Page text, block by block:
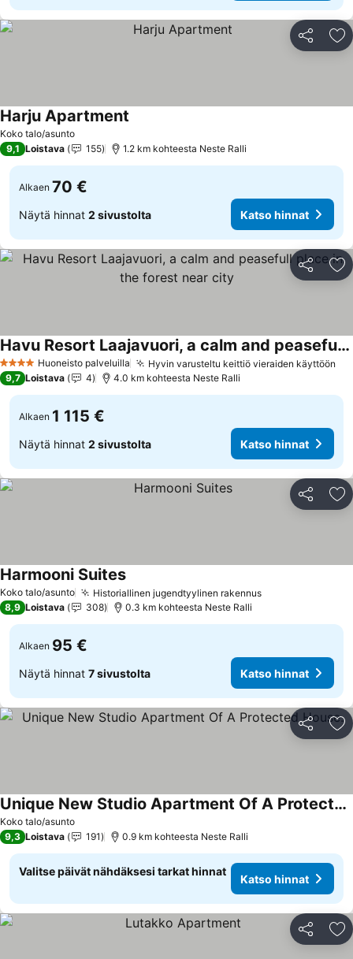
Jaa
Koko talo/asunto
Harju Apartment
9,1 Loistava 155 1.2 km kohteesta Neste Ralli
Alkaen 70 €
Näytä hinnat 2 sivustolta Katso hinnat
Jaa
4 TähtiluokitusHuoneisto palveluilla Hyvin varusteltu keittiö vieraiden käyttöön
Havu Resort Laajavuori, a calm and peasefull place in the forest near city
Katso hinnat
9,7 Loistava 4 4.0 km kohteesta Neste Ralli
Alkaen 1 115 €
Näytä hinnat 2 sivustolta Katso hinnat
Jaa
Koko talo/asunto Historiallinen jugendtyylinen rakennusKatso hinnat
Harmooni SuitesKatso hinnat
8,9 Loistava 308 0.3 km kohteesta Neste Ralli
Alkaen 95 €
Näytä hinnat 7 sivustolta Katso hinnat
Jaa
Koko talo/asunto
Unique New Studio Apartment Of A Protected House.
Katso hinnat
9,3 Loistava 191 0.9 km kohteesta Neste Ralli
Valitse päivät nähdäksesi tarkat hinnat
Katso hinnat
Jaa